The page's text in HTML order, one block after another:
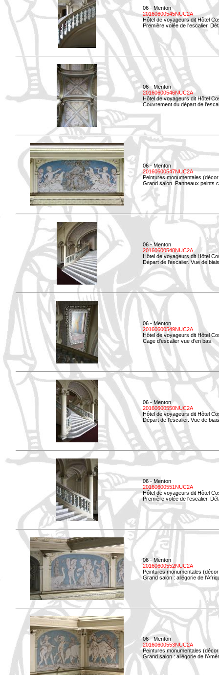
06 - Menton
20160600545NUC2A
Hôtel de voyageurs dit Hôtel
Première volée de l'escalier.
06 - Menton
20160600546NUC2A
Hôtel de voyageurs dit Hôtel
Couvrement du départ de
06 - Menton
20160600547NUC2A
Peintures monumentales
Grand salon. Panneaux peints
06 - Menton
20160600548NUC2A
Hôtel de voyageurs dit Hôtel
Départ de l'escalier. Vue de
06 - Menton
20160600549NUC2A
Hôtel de voyageurs dit Hôtel
Cage d'escalier vue d'en bas.
06 - Menton
20160600550NUC2A
Hôtel de voyageurs dit Hôtel
Départ de l'escalier. Vue de
06 - Menton
20160600551NUC2A
Hôtel de voyageurs dit Hôtel
Première volée de l'escalier.
06 - Menton
20160600552NUC2A
Peintures monumentales
Grand salon : allégorie de
06 - Menton
20160600553NUC2A
Peintures monumentales
Grand salon : allégorie de